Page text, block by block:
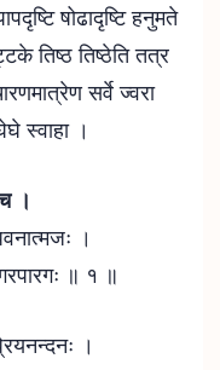
षोढादृष्टि हनुमते
तिष्ठ तिष्ठेति तत्र
सर्वे ज्वरा
स्वाहा ।
।
।
॥ १ ॥
।